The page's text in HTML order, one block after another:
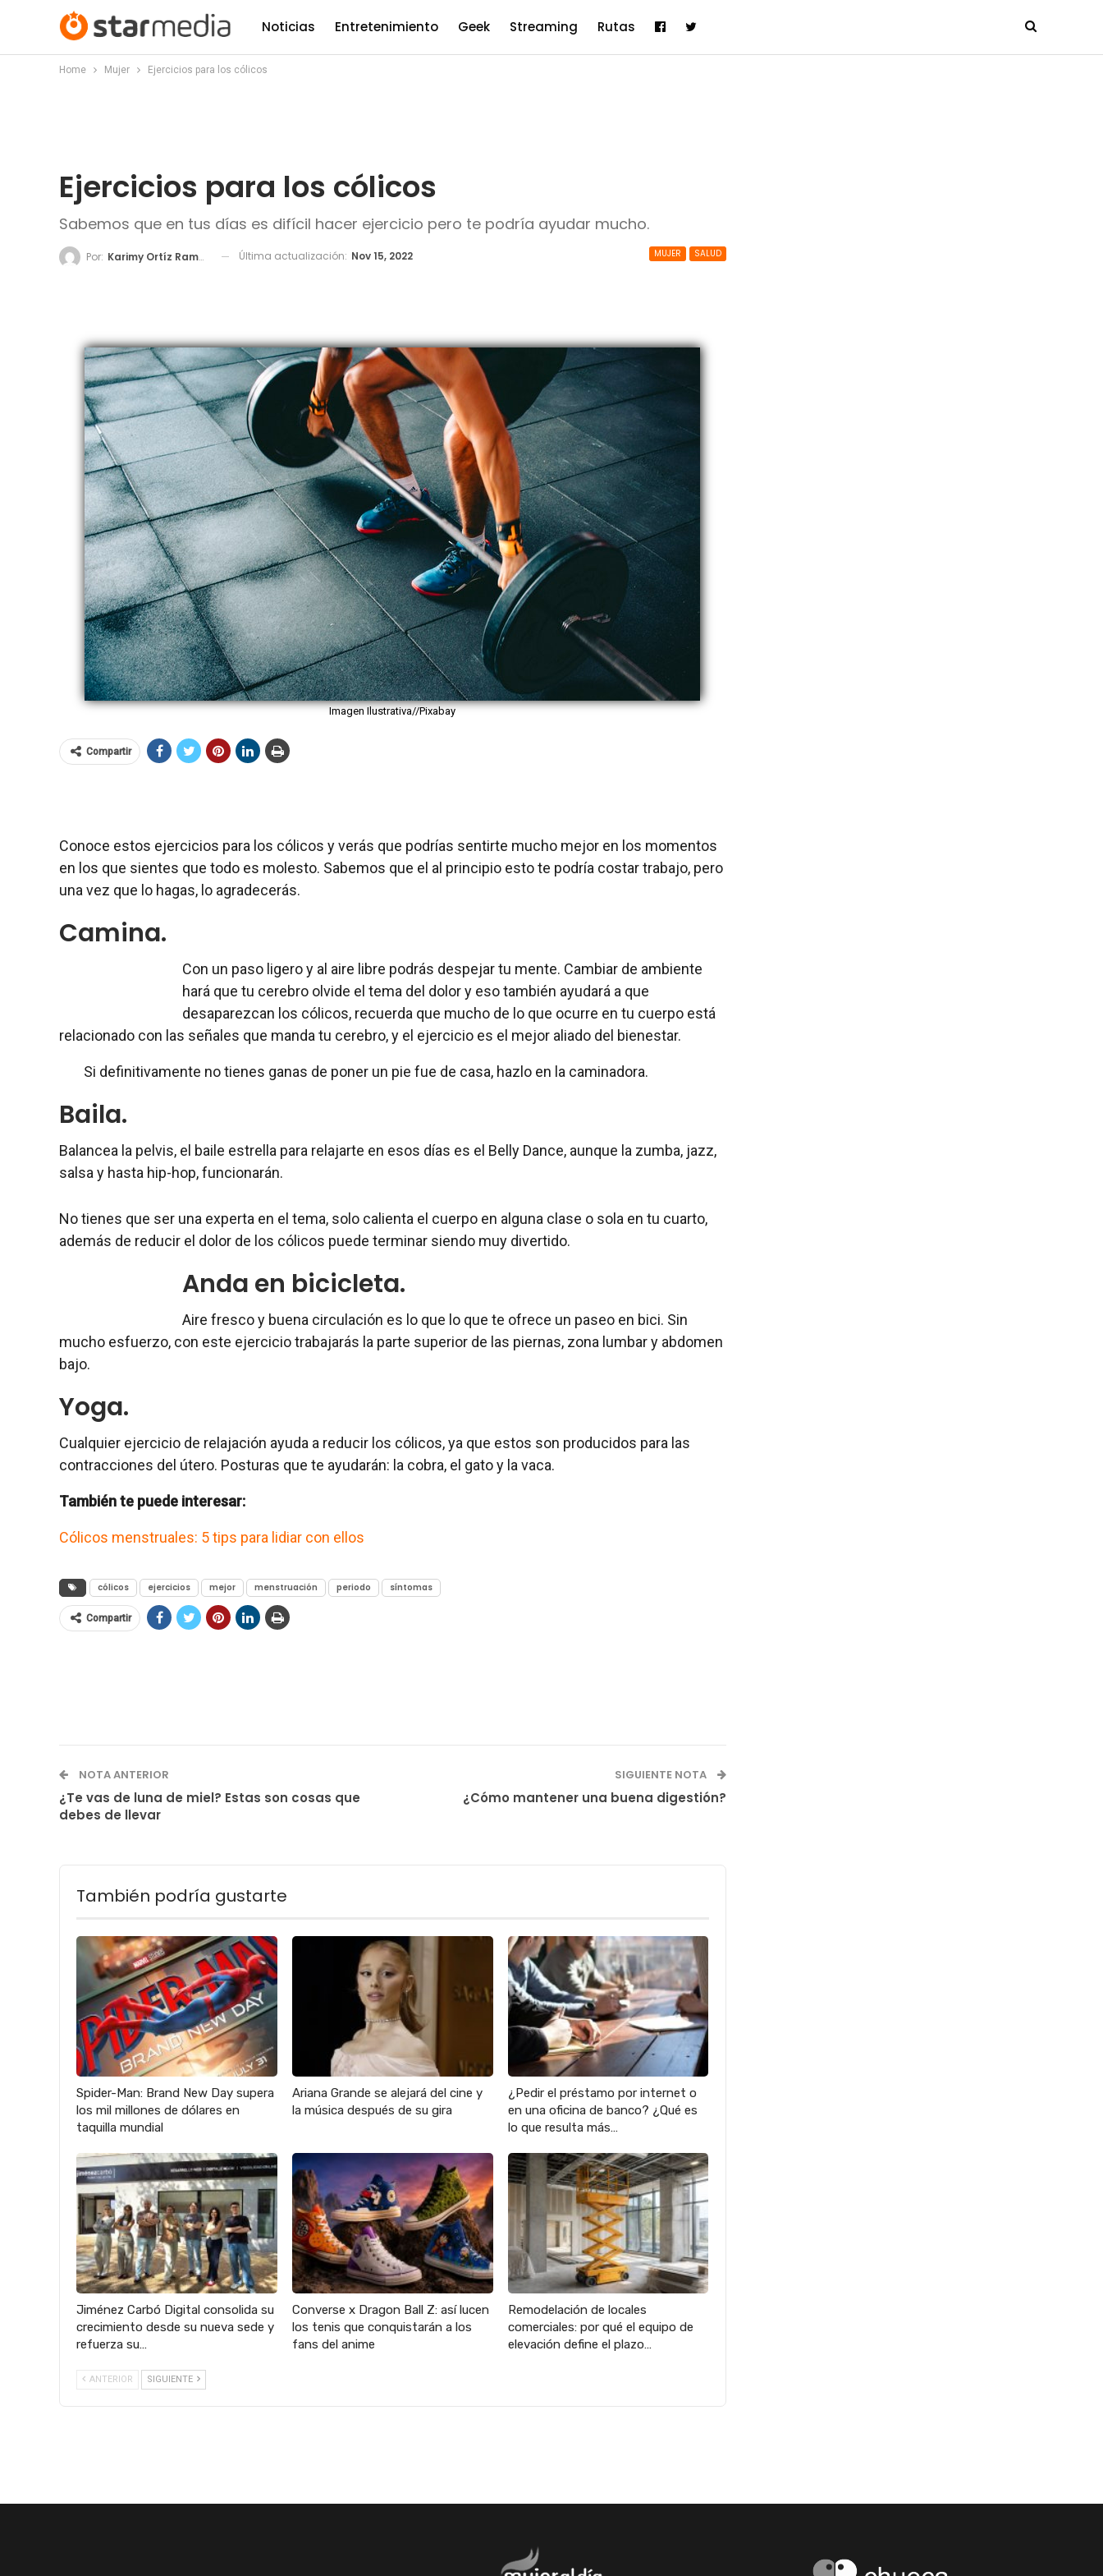
Noticias Entretenimiento Geek Streaming Rutas
Home Mujer Ejercicios para los cólicos
Ejercicios para los cólicos
Sabemos que en tus días es difícil hacer ejercicio pero te podría ayudar mucho.
MUJER SALUD
Por: Karimy Ortíz Ramos Última actualización: Nov 15, 2022
Imagen Ilustrativa//Pixabay
Compartir
Conoce estos ejercicios para los cólicos y verás que podrías sentirte mucho mejor en los momentos
en los que sientes que todo es molesto. Sabemos que el al principio esto te podría costar trabajo, pero
una vez que lo hagas, lo agradecerás.
Camina.
Con un paso ligero y al aire libre podrás despejar tu mente. Cambiar de ambiente
hará que tu cerebro olvide el tema del dolor y eso también ayudará a que
desaparezcan los cólicos, recuerda que mucho de lo que ocurre en tu cuerpo está
relacionado con las señales que manda tu cerebro, y el ejercicio es el mejor aliado del bienestar.
Si definitivamente no tienes ganas de poner un pie fue de casa, hazlo en la caminadora.
Baila.
Balancea la pelvis, el baile estrella para relajarte en esos días es el Belly Dance, aunque la zumba, jazz,
salsa y hasta hip-hop, funcionarán.
No tienes que ser una experta en el tema, solo calienta el cuerpo en alguna clase o sola en tu cuarto,
además de reducir el dolor de los cólicos puede terminar siendo muy divertido.
Anda en bicicleta.
Aire fresco y buena circulación es lo que lo que te ofrece un paseo en bici. Sin
mucho esfuerzo, con este ejercicio trabajarás la parte superior de las piernas, zona lumbar y abdomen
bajo.
Yoga.
Cualquier ejercicio de relajación ayuda a reducir los cólicos, ya que estos son producidos para las
contracciones del útero. Posturas que te ayudarán: la cobra, el gato y la vaca.
También te puede interesar:
Cólicos menstruales: 5 tips para lidiar con ellos
cólicos ejercicios mejor menstruación periodo síntomas
Compartir
NOTA ANTERIOR
¿Te vas de luna de miel? Estas son cosas que
debes de llevar
SIGUIENTE NOTA
¿Cómo mantener una buena digestión?
También podría gustarte
Spider-Man: Brand New Day supera
los mil millones de dólares en
taquilla mundial
Ariana Grande se alejará del cine y
la música después de su gira
¿Pedir el préstamo por internet o
en una oficina de banco? ¿Qué es
lo que resulta más…
Jiménez Carbó Digital consolida su
crecimiento desde su nueva sede y
refuerza su…
Converse x Dragon Ball Z: así lucen
los tenis que conquistarán a los
fans del anime
Remodelación de locales
comerciales: por qué el equipo de
elevación define el plazo…
ANTERIOR SIGUIENTE